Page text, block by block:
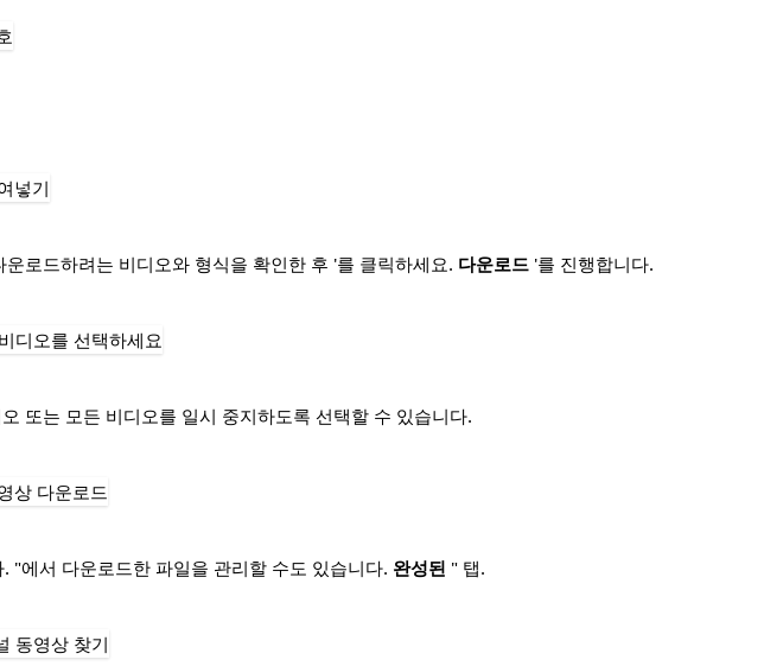
로드하려는 비디오와 형식을 확인한 후 '를 클릭하세요. 다운로드 '를 진행합니다.
또는 모든 비디오를 일시 중지하도록 선택할 수 있습니다.
"에서 다운로드한 파일을 관리할 수도 있습니다. 완성된 " 탭.